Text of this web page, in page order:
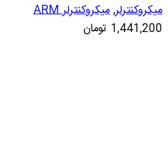
میکروکنترلر,میکروکنترلر ARM
1,441,200 تومان